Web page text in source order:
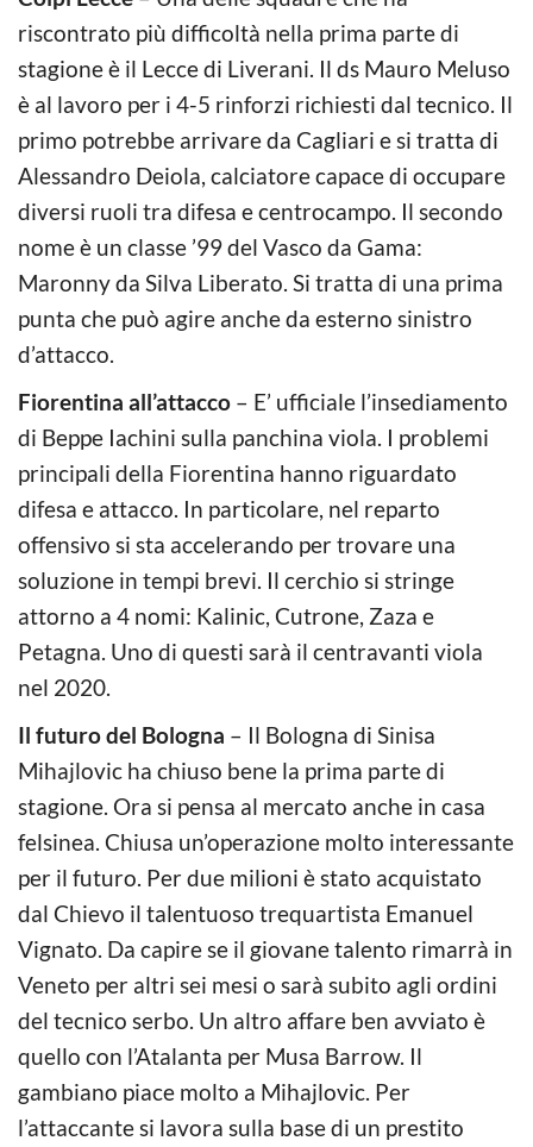
riscontrato più difficoltà nella prima parte di
stagione è il Lecce di Liverani. Il ds Mauro Meluso
è al lavoro per i 4-5 rinforzi richiesti dal tecnico. Il
primo potrebbe arrivare da Cagliari e si tratta di
Alessandro Deiola, calciatore capace di occupare
diversi ruoli tra difesa e centrocampo. Il secondo
nome è un classe ’99 del Vasco da Gama:
Maronny da Silva Liberato. Si tratta di una prima
punta che può agire anche da esterno sinistro
d’attacco.
Fiorentina all’attacco – E’ ufficiale l’insediamento
di Beppe Iachini sulla panchina viola. I problemi
principali della Fiorentina hanno riguardato
difesa e attacco. In particolare, nel reparto
offensivo si sta accelerando per trovare una
soluzione in tempi brevi. Il cerchio si stringe
attorno a 4 nomi: Kalinic, Cutrone, Zaza e
Petagna. Uno di questi sarà il centravanti viola
nel 2020.
Il futuro del Bologna – Il Bologna di Sinisa
Mihajlovic ha chiuso bene la prima parte di
stagione. Ora si pensa al mercato anche in casa
felsinea. Chiusa un’operazione molto interessante
per il futuro. Per due milioni è stato acquistato
dal Chievo il talentuoso trequartista Emanuel
Vignato. Da capire se il giovane talento rimarrà in
Veneto per altri sei mesi o sarà subito agli ordini
del tecnico serbo. Un altro affare ben avviato è
quello con l’Atalanta per Musa Barrow. Il
gambiano piace molto a Mihajlovic. Per
l’attaccante si lavora sulla base di un prestito